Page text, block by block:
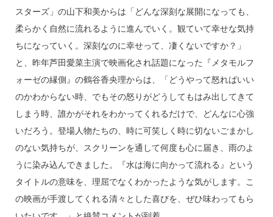
スターズ」の山下和美からは「どんな深刻な展開になっても、
柔らかく自然に流れるように進んでいく。観ていて幸せな気持
ちになっていく。深刻なのに幸せって、凄くないですか？」
と、昨年芦田愛菜主演で映画化され話題になった『メタモルフ
ォーゼの縁側』の鶴谷香央理からは、「どうやって怒ればいい
のかわからない時、でもその怒りがどうしてもはみ出してきて
しまう時、誰かがそれをわかってくれるだけで、どんなに心強
いだろう。登場人物たちの、時に可笑しく時に切ないごまかし
のない気持ちが、スクリーンを通して何度も心に届き、雨のよ
うに染み込んできました。『水は海に向かって流れる』という
タイトルの意味を、理屈でなくわかったような気がします。こ
の映画が手渡してくれる清々とした喜びを、ぜひ味わってもら